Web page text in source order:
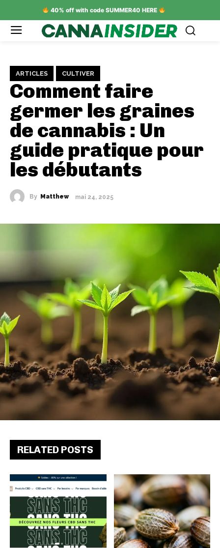
40% off with code SUMMER40 HERE
ARTICLES CULTIVER
Comment faire
germer les graines
de cannabis : Un
guide pratique pour
les débutants
By Matthew mai 24, 2025
RELATED POSTS